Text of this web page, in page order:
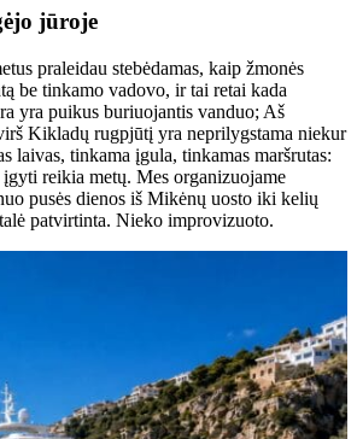
jūroje
praleidau stebėdamas, kaip žmonės
be tinkamo vadovo, ir tai retai kada
yra puikus buriuojantis vanduo; Aš
Kikladų rugpjūtį yra neprilygstama niekur
laivas, tinkama įgula, tinkamas maršrutas:
reikia metų. Mes organizuojame
pusės dienos iš Mikėnų uosto iki kelių
patvirtinta. Nieko improvizuoto.